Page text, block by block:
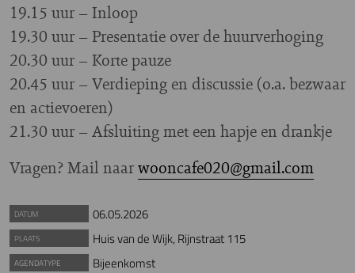
19.15 uur – Inloop
19.30 uur – Presentatie over de huurverhoging
20.30 uur – Korte pauze
20.45 uur – Verdieping en discussie (o.a. bezwaar
en actievoeren)
21.30 uur – Afsluiting met een hapje en drankje
Vragen? Mail naarwooncafe020@gmail.com
DATUM 06.05.2026
PLAATS Huis van de Wijk, Rijnstraat 115
AGENDATYPE Bijeenkomst